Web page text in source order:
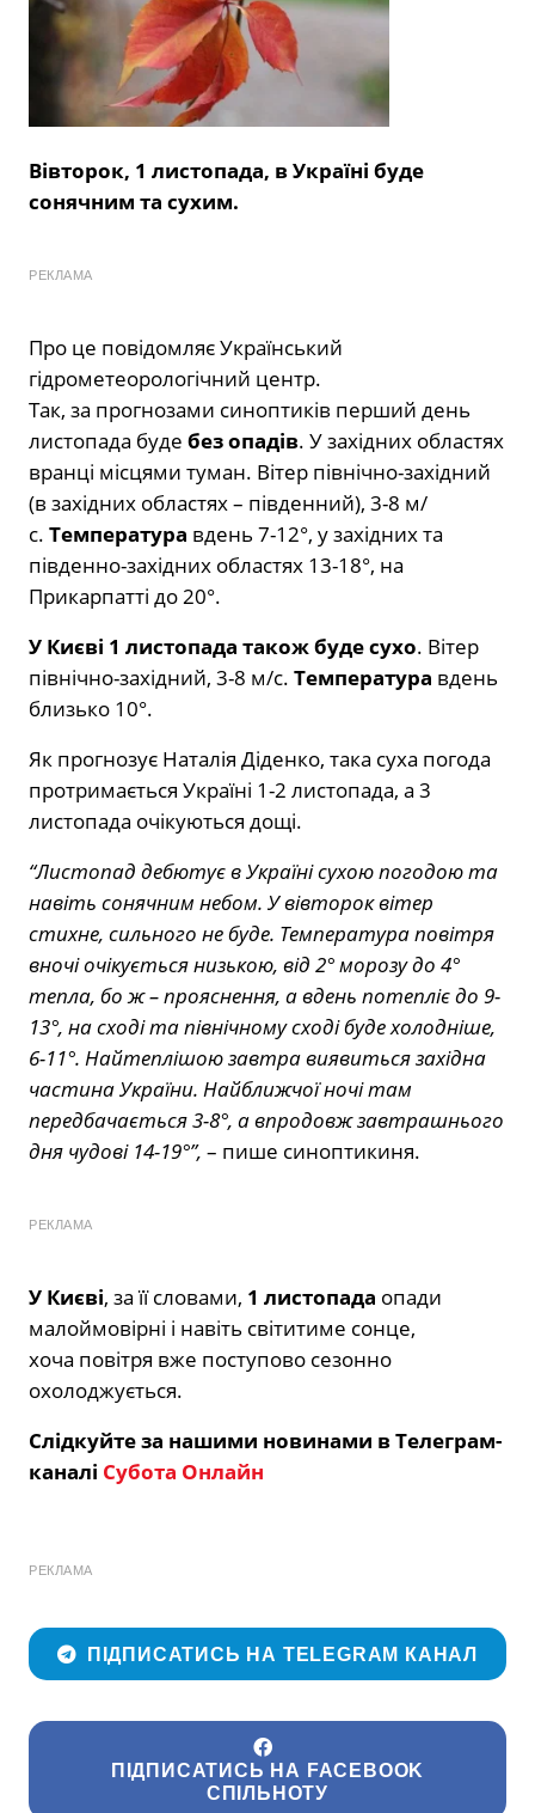
Вівторок, 1 листопада, в Україні буде
сонячним та сухим.
РЕКЛАМА
Про це повідомляє Український
гідрометеорологічний центр.
Так, за прогнозами синоптиків перший день
листопада буде без опадів. У західних областях
вранці місцями туман. Вітер північно-західний
(в західних областях – південний), 3-8 м/
с. Температура вдень 7-12°, у західних та
південно-західних областях 13-18°, на
Прикарпатті до 20°.
У Києві 1 листопада також буде сухо. Вітер
північно-західний, 3-8 м/с. Температура вдень
близько 10°.
Як прогнозує Наталія Діденко, така суха погода
протримається Україні 1-2 листопада, а 3
листопада очікуються дощі.
“Листопад дебютує в Україні сухою погодою та
навіть сонячним небом. У вівторок вітер
стихне, сильного не буде. Температура повітря
вночі очікується низькою, від 2° морозу до 4°
тепла, бо ж – прояснення, а вдень потепліє до 9-
13°, на сході та північному сході буде холодніше,
6-11°. Найтеплішою завтра виявиться західна
частина України. Найближчої ночі там
передбачається 3-8°, а впродовж завтрашнього
дня чудові 14-19°”, – пише синоптикиня.
РЕКЛАМА
У Києві, за її словами, 1 листопада опади
малоймовірні і навіть світитиме сонце,
хоча повітря вже поступово сезонно
охолоджується.
Слідкуйте за нашими новинами в Телеграм-
каналі Субота Онлайн
РЕКЛАМА
ПІДПИСАТИСЬ НА TELEGRAM КАНАЛ
ПІДПИСАТИСЬ НА FACEBOOK
СПІЛЬНОТУ